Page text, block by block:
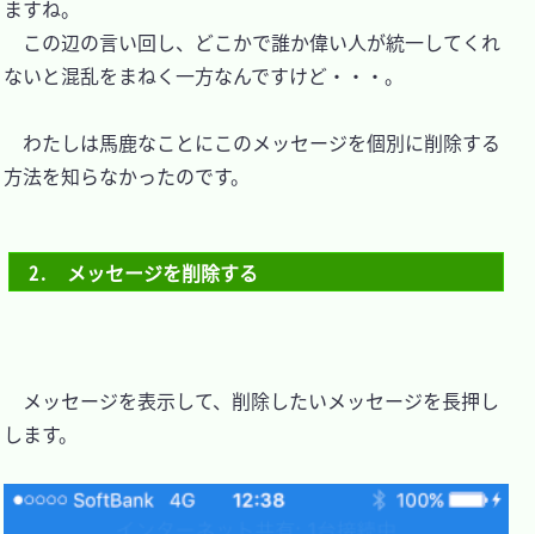
ますね。
この辺の言い回し、どこかで誰か偉い人が統一してくれ
ないと混乱をまねく一方なんですけど・・・。
わたしは馬鹿なことにこのメッセージを個別に削除する
方法を知らなかったのです。
2.　メッセージを削除する
メッセージを表示して、削除したいメッセージを長押し
します。